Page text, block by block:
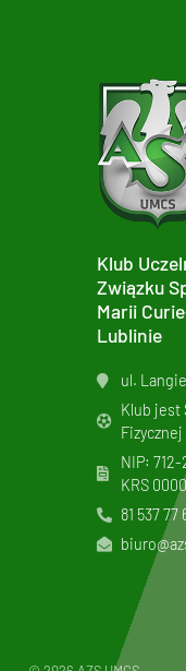
Klub
Związku
Marii
Lublinie
ul.
Klub jest
Fizycznej
NIP: 712-
KRS
81 537 77